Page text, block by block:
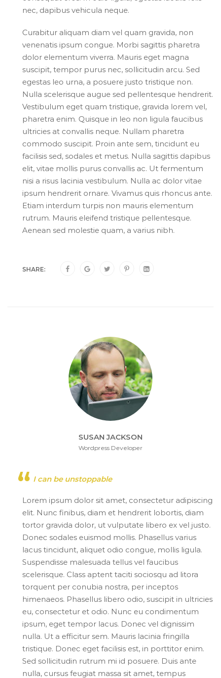
nec, dapibus vehicula neque.
Curabitur aliquam diam vel quam gravida, non
venenatis ipsum congue. Morbi sagittis pharetra
dolor elementum viverra. Mauris eget magna
suscipit, tempor purus nec, sollicitudin arcu. Sed
egestas leo urna, a posuere justo tristique non.
Nulla scelerisque augue sed pellentesque hendrerit.
Vestibulum eget quam tristique, gravida lorem vel,
pharetra enim. Quisque in leo non ligula faucibus
ultricies at convallis neque. Nullam pharetra
commodo suscipit. Proin ante sem, tincidunt eu
facilisis sed, sodales et metus. Nulla sagittis dapibus
elit, vitae mollis purus convallis ac. Ut fermentum
nisi a risus lacinia vestibulum. Nulla ac dolor vitae
ipsum hendrerit ornare. Vivamus quis rhoncus ante.
Etiam interdum turpis non mauris elementum
rutrum. Mauris eleifend tristique pellentesque.
Aenean sed molestie quam, a varius nibh.
SHARE:
SUSAN JACKSON
Wordpress Developer
I can be unstoppable
Lorem ipsum dolor sit amet, consectetur adipiscing
elit. Nunc finibus, diam et hendrerit lobortis, diam
tortor gravida dolor, ut vulputate libero ex vel justo.
Donec sodales euismod mollis. Phasellus varius
lacus tincidunt, aliquet odio congue, mollis ligula.
Suspendisse malesuada tellus vel faucibus
scelerisque. Class aptent taciti sociosqu ad litora
torquent per conubia nostra, per inceptos
himenaeos. Phasellus libero odio, suscipit in ultricies
eu, consectetur et odio. Nunc eu condimentum
ipsum, eget tempor lacus. Donec vel dignissim
nulla. Ut a efficitur sem. Mauris lacinia fringilla
tristique. Donec eget facilisis est, in porttitor enim.
Sed sollicitudin rutrum mi id posuere. Duis ante
nulla, cursus feugiat massa sit amet, tempus